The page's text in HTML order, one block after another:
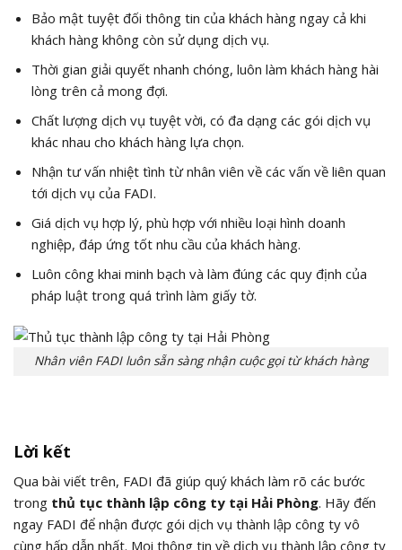
Bảo mật tuyệt đối thông tin của khách hàng ngay cả khi
khách hàng không còn sử dụng dịch vụ.
Thời gian giải quyết nhanh chóng, luôn làm khách hàng hài
lòng trên cả mong đợi.
Chất lượng dịch vụ tuyệt vời, có đa dạng các gói dịch vụ
khác nhau cho khách hàng lựa chọn.
Nhận tư vấn nhiệt tình từ nhân viên về các vấn về liên quan
tới dịch vụ của FADI.
Giá dịch vụ hợp lý, phù hợp với nhiều loại hình doanh
nghiệp, đáp ứng tốt nhu cầu của khách hàng.
Luôn công khai minh bạch và làm đúng các quy định của
pháp luật trong quá trình làm giấy tờ.
Nhân viên FADI luôn sẵn sàng nhận cuộc gọi từ khách hàng
Lời kết
Qua bài viết trên, FADI đã giúp quý khách làm rõ các bước
trong thủ tục thành lập công ty tại Hải Phòng. Hãy đến
ngay FADI để nhận được gói dịch vụ thành lập công ty vô
cùng hấp dẫn nhất. Mọi thông tin về dịch vụ thành lập công ty